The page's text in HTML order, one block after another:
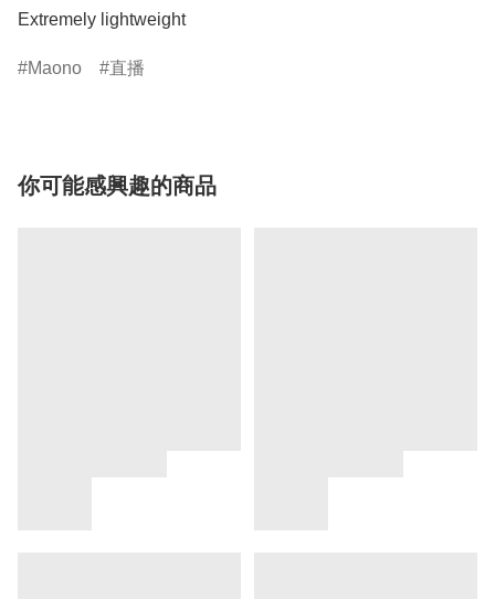
Extremely lightweight
Maono 直播
你可能感興趣的商品